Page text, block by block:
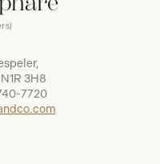
3H8
7720